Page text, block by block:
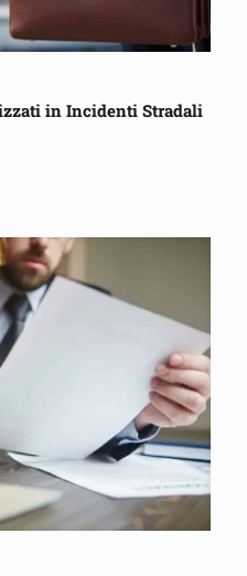
in Incidenti Stradali